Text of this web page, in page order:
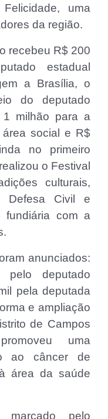
uma
da região.
recebeu R$ 200
estadual
a Brasília, o
do deputado
1 milhão para a
social e R$
no primeiro
o Festival
culturais,
Defesa Civil e
fundiária com a
anunciados:
deputado
pela deputada
e ampliação
de Campos
uma
ao câncer de
área da saúde
pelo